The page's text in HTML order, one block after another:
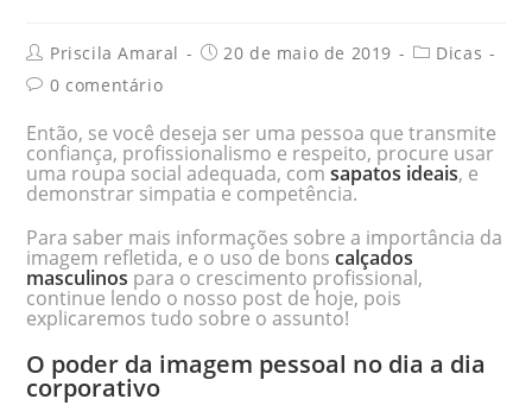
Priscila Amaral 20 de maio de 2019
Dicas
0 comentário
Então, se você deseja ser uma pessoa que transmite
confiança, profissionalismo e respeito, procure usar
uma roupa social adequada, com sapatos ideais, e
demonstrar simpatia e competência.
Para saber mais informações sobre a importância da
imagem refletida, e o uso de bonscalçados
masculinos para o crescimento profissional,
continue lendo o nosso post de hoje, pois
explicaremos tudo sobre o assunto!
O poder da imagem pessoal no dia a dia
corporativo